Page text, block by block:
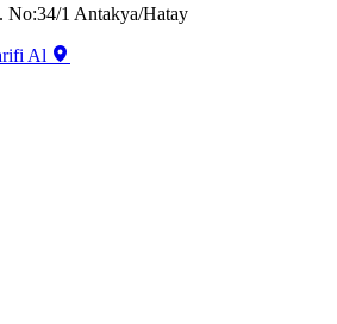
No:34/1 Antakya/Hatay
Al